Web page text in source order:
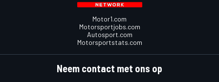
Motor1.com
Motorsportjobs.com
Autosport.com
Motorsportstats.com
Neem contact met ons op